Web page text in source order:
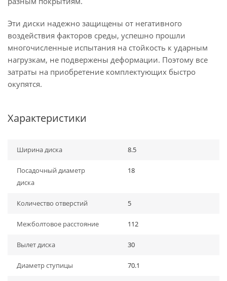
Эти диски надежно защищены от негативного
воздействия факторов среды, успешно прошли
многочисленные испытания на стойкость к ударным
нагрузкам, не подвержены деформации. Поэтому все
затраты на приобретение комплектующих быстро
окупятся.
Характеристики
Ширина диска 8.5
Посадочный диаметр
диска
18
Количество отверстий 5
Межболтовое расстояние 112
Вылет диска 30
Диаметр ступицы 70.1